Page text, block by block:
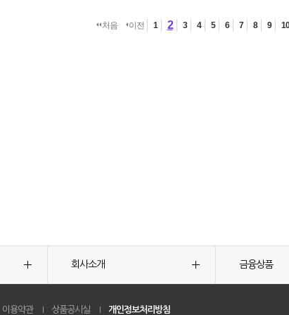
처음 이전 1 2 3 4 5 6 7 8 9 10
회사소개 금융상품
이용약관 상품공시실 개인정보처리방침